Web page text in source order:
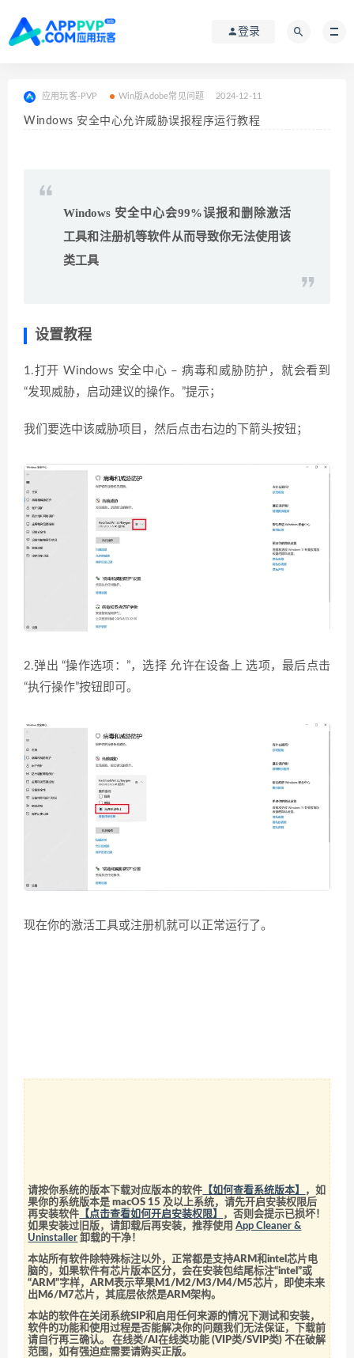
登录
应用玩客-PVP Win版Adobe常见问题 2024-12-11
Windows 安全中心允许威胁误报程序运行教程
Windows 安全中心会99%误报和删除激活
工具和注册机等软件从而导致你无法使用该
类工具
设置教程
1.打开 Windows 安全中心 – 病毒和威胁防护，就会看到
“发现威胁，启动建议的操作。”提示；
我们要选中该威胁项目，然后点击右边的下箭头按钮；
2.弹出 “操作选项：”，选择 允许在设备上 选项，最后点击
“执行操作”按钮即可。
现在你的激活工具或注册机就可以正常运行了。
请按你系统的版本下载对应版本的软件 【如何查看系统版本】
，如
果你的系统版本是 macOS 15 及以上系统，请先开启安装权限后
再安装软件 【点击查看如何开启安装权限】
，否则会提示已损坏！
如果安装过旧版，请卸载后再安装，推荐使用App Cleaner &
Uninstaller 卸载的干净！
本站所有软件除特殊标注以外，正常都是支持ARM和intel芯片电
脑的，如果软件有芯片版本区分，会在安装包结尾标注“intel”或
“ARM”字样，ARM表示苹果M1/M2/M3/M4/M5芯片，即使未来
出M6/M7芯片，其底层依然是ARM架构。
本站的软件在关闭系统SIP和启用任何来源的情况下测试和安装，
软件的功能和使用过程是否能解决你的问题我们无法保证，下载前
请自行再三确认。 在线类/AI在线类功能 (VIP类/SVIP类) 不在破解
范围，如有强迫症需要请购买正版。